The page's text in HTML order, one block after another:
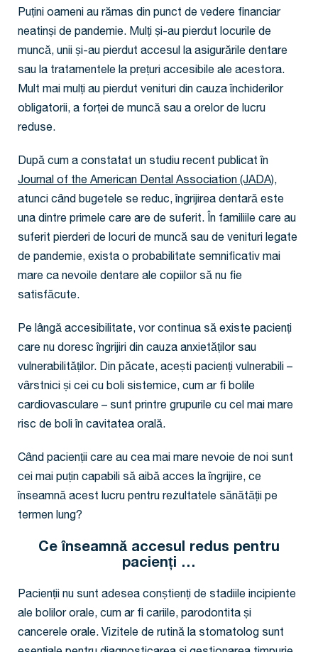
Puțini oameni au rămas din punct de vedere financiar
neatinși de pandemie. Mulți și-au pierdut locurile de
muncă, unii și-au pierdut accesul la asigurările dentare
sau la tratamentele la prețuri accesibile ale acestora.
Mult mai mulți au pierdut venituri din cauza închiderilor
obligatorii, a forței de muncă sau a orelor de lucru
reduse.
După cum a constatat un studiu recent publicat în
Journal of the American Dental Association (JADA),
atunci când bugetele se reduc, îngrijirea dentară este
una dintre primele care are de suferit. În familiile care au
suferit pierderi de locuri de muncă sau de venituri legate
de pandemie, exista o probabilitate semnificativ mai
mare ca nevoile dentare ale copiilor să nu fie
satisfăcute.
Pe lângă accesibilitate, vor continua să existe pacienți
care nu doresc îngrijiri din cauza anxietăților sau
vulnerabilităților. Din păcate, acești pacienți vulnerabili –
vârstnici și cei cu boli sistemice, cum ar fi bolile
cardiovasculare – sunt printre grupurile cu cel mai mare
risc de boli în cavitatea orală.
Când pacienții care au cea mai mare nevoie de noi sunt
cei mai puțin capabili să aibă acces la îngrijire, ce
înseamnă acest lucru pentru rezultatele sănătății pe
termen lung?
Ce înseamnă accesul redus pentru
pacienți …
Pacienții nu sunt adesea conștienți de stadiile incipiente
ale bolilor orale, cum ar fi cariile, parodontita și
cancerele orale. Vizitele de rutină la stomatolog sunt